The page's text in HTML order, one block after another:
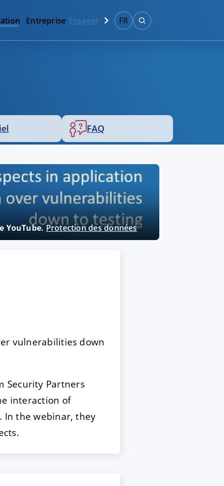
Entreprise Essayer FR
FAQ
YouTube.Protection des données
vulnerabilities down
Security Partners
interaction of
In the webinar, they